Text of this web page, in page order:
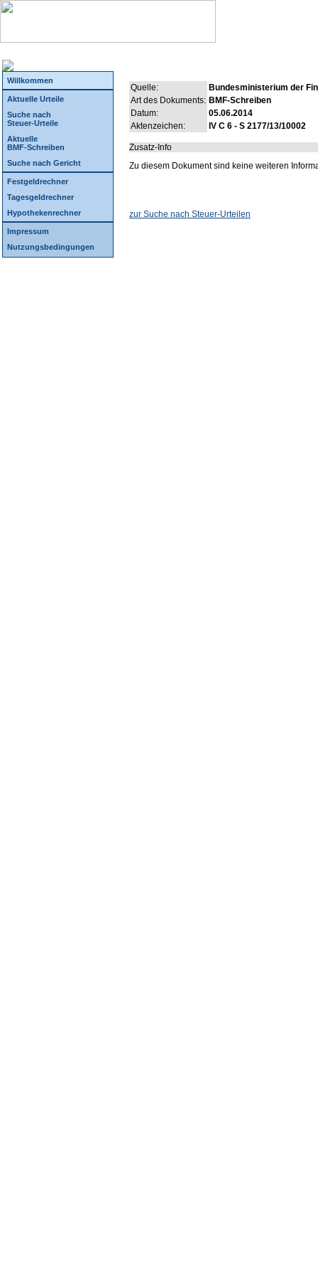
Willkommen
Aktuelle Urteile
Suche nach
Steuer-Urteile
Aktuelle
BMF-Schreiben
Suche nach Gericht
Festgeldrechner
Tagesgeldrechner
Hypothekenrechner
Impressum
Nutzungsbedingungen
Quelle:
Bundesministerium der
Art des Dokuments: BMF-Schreiben
Datum:
05.06.2014
Aktenzeichen:
IV C 6 - S 2177/13/10002
Zusatz-Info
Zu diesem Dokument sind keine weiteren
zur Suche nach Steuer-Urteilen